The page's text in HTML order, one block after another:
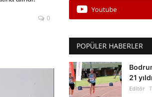
0
Youtube
POPÜLER HABERLER
21
Editör